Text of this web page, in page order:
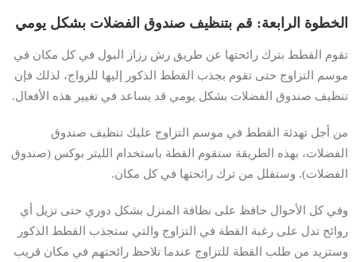
الخطوة الرابعة: قم بتنظيف صندوق الفضلات بشكل يومي
تقوم القطط بترك رائحتها عن طريق رش رزاز البول في كل مكان في
موسم التزاوج حتى تقوم بجذب القطط الذكور إليها للزواج، لذلك فإن
تنظيف صندوق الفضلات بشكل يومي قد يساعد في تغيير هذه الأفعال.
من أجل تهدئة القطط في موسم التزاوج عليك تنظيف صندوق
الفضلات، بهذه الطريقة ستقوم القطة باستخدام الليتر بوكس (صندوق
الفضلات). وستقلل من ترك رائحتها في كل مكان.
وفي كل الأحوال حافظ على نظافة المنزل بشكل دوري حتى تزيل أي
روائح تدل على رغبة القطة في التزاوج والتي ستجذب القطط الذكور
وستزيد من طلب القطة للتزاوج عندما تلاحظ رائحتهم في مكان قريب